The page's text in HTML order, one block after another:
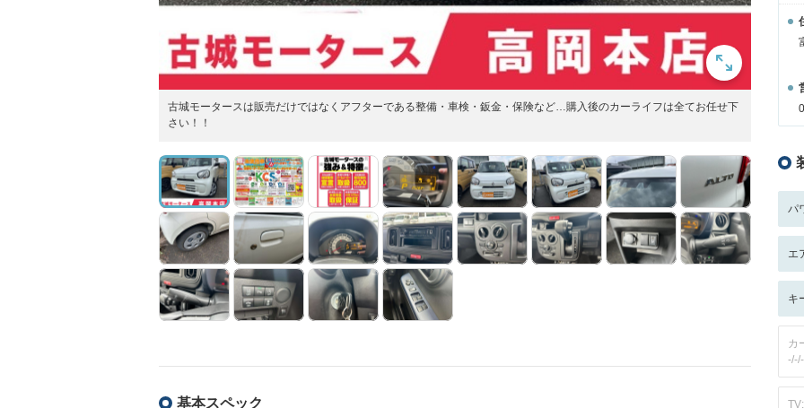
古城モータースは販売だけではなくアフターである整備・車検・鈑金・保険など…購入後のカーライフは全てお任せ下
さい！！
基本スペック
パ
エ
キ
カ